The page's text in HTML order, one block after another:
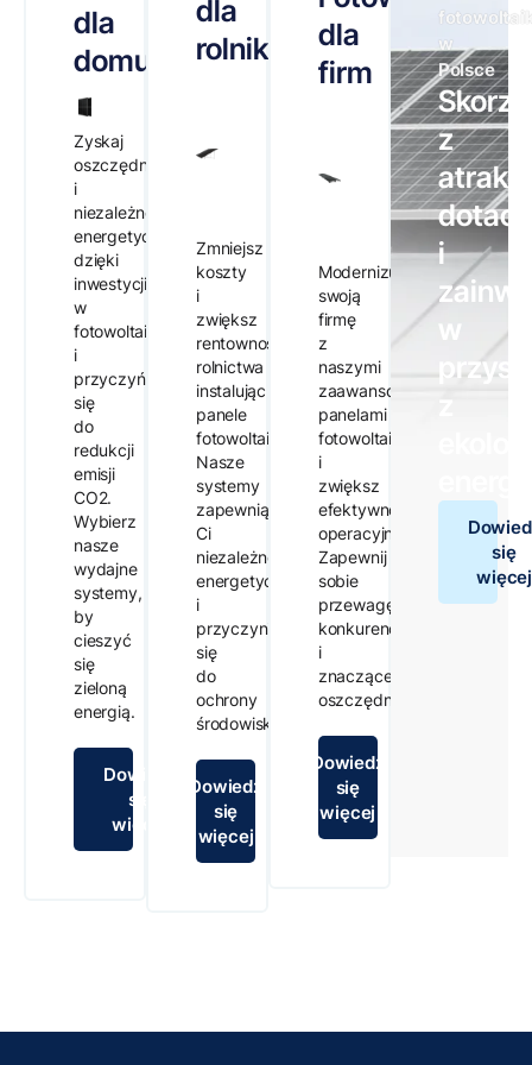
dla
domu
Zyskaj
oszczędności
i
niezależność
energetyczną,
dzięki
inwestycji
w
fotowoltaikę
i
przyczyń
się
do
redukcji
emisji
CO2.
Wybierz
nasze
wydajne
systemy,
by
cieszyć
się
zieloną
energią.
Dowiedz
się
więcej
dla
rolnika
Zmniejsz
koszty
i
zwiększ
rentowność
rolnictwa
instalując
panele
fotowoltaiczne.
Nasze
systemy
zapewnią
Ci
niezależność
energetyczną
i
przyczynią
się
do
ochrony
środowiska.
Dowiedz
się
więcej
dla
firm
Modernizuj
swoją
firmę
z
naszymi
zaawansowanymi
panelami
fotowoltaicznymi
i
zwiększ
efektywność
operacyjną.
Zapewnij
sobie
przewagę
konkurencyjną
i
znaczące
oszczędności.
Dowiedz
się
więcej
w
Polsce
z
dotacji
i
w
się
więcej